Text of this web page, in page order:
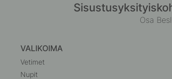
Osa
VALIKOIMA
Vetimet
Nupit